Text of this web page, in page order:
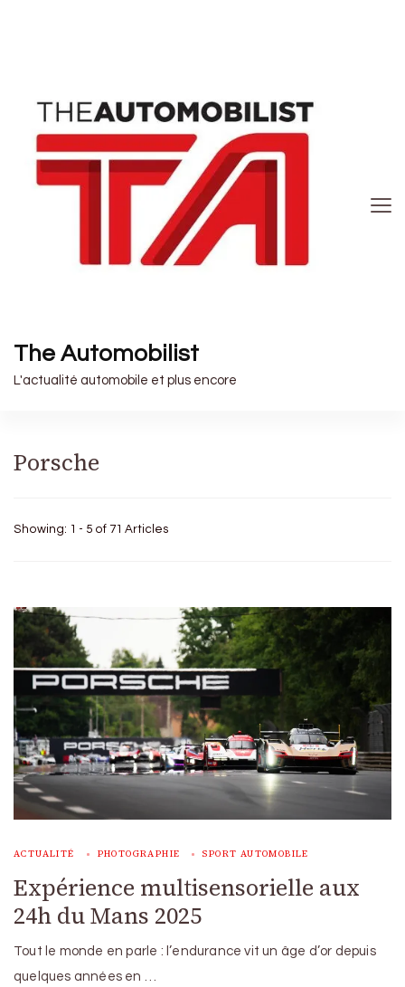
The Automobilist
L'actualité automobile et plus encore
Porsche
Showing: 1 - 5 of 71 Articles
ACTUALITÉ PHOTOGRAPHIE SPORT AUTOMOBILE
Expérience multisensorielle aux
24h du Mans 2025
Tout le monde en parle : l’endurance vit un âge d’or depuis
quelques années en …